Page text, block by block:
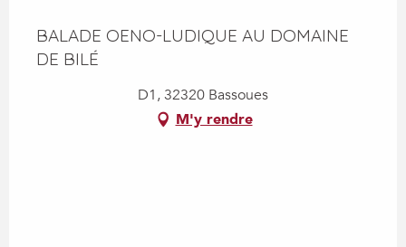
BALADE OENO-LUDIQUE AU DOMAINE
DE BILÉ
D1, 32320 Bassoues
M'y rendre